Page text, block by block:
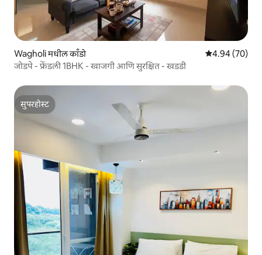
Wagholi मधील काँडो 5 पैकी 4.94
4.94 (70)
जोडपे - फ्रेंडली 1BHK - खाजगी आणि सुरक्षित - खडडी
सुपरहोस्ट
सुपरहोस्ट